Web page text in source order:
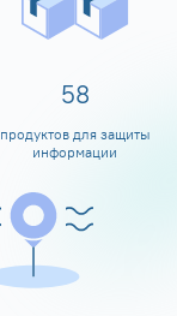
60
продуктов для защиты
информации